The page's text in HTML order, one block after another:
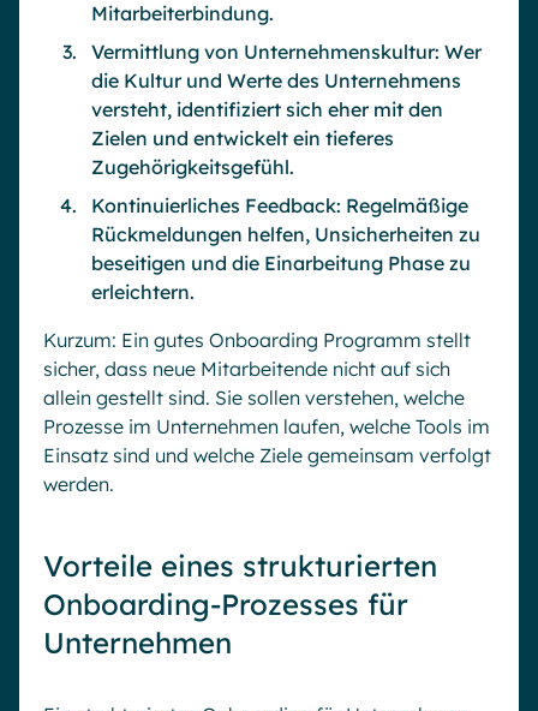
Mitarbeiterbindung.
Vermittlung von Unternehmenskultur: Wer
die Kultur und Werte des Unternehmens
versteht, identifiziert sich eher mit den
Zielen und entwickelt ein tieferes
Zugehörigkeitsgefühl.
Kontinuierliches Feedback: Regelmäßige
Rückmeldungen helfen, Unsicherheiten zu
beseitigen und die Einarbeitung Phase zu
erleichtern.
Kurzum: Ein gutes Onboarding Programm stellt
sicher, dass neue Mitarbeitende nicht auf sich
allein gestellt sind. Sie sollen verstehen, welche
Prozesse im Unternehmen laufen, welche Tools im
Einsatz sind und welche Ziele gemeinsam verfolgt
werden.
Vorteile eines strukturierten
Onboarding-Prozesses für
Unternehmen